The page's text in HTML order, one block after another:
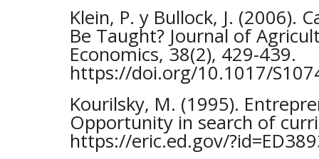
Klein, P. y Bullock, J. (2006).
Be Taught? Journal of
Economics, 38(2), 429-439.
https://doi.org/10.1017/
Kourilsky, M. (1995).
Opportunity in search of
https://eric.ed.gov/